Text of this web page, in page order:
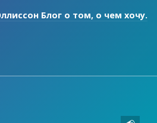
Блог о том, о чем хочу.